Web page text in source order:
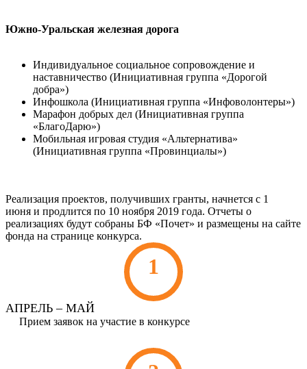
Южно-Уральская железная дорога
Индивидуальное социальное сопровождение и
наставничество (Инициативная группа «Дорогой
добра»)
Инфошкола (Инициативная группа «Инфоволонтеры»)
Марафон добрых дел (Инициативная группа
«БлагоДарю»)
Мобильная игровая студия «Альтернатива»
(Инициативная группа «Провинциалы»)
Реализация проектов, получивших гранты, начнется с 1
июня и продлится по 10 ноября 2019 года. Отчеты о
реализациях будут собраны БФ «Почет» и размещены на сайте
фонда на странице конкурса.
1
АПРЕЛЬ – МАЙ
Прием заявок на участие в конкурсе